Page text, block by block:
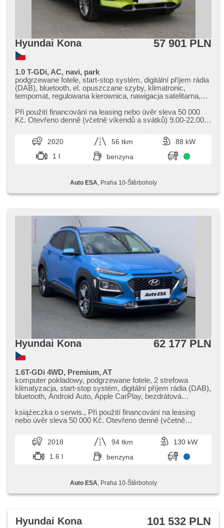
Hyundai Kona 57 901 PLN
1.0 T-GDi, AC, navi, park
podgrzewane fotele, start-stop systém, digitální příjem rádia
(DAB), bluetooth, el. opuszczane szyby, klimatronic,
tempomat, regulowana kierownica, nawigacja satelitarna,
felgi aluminiowe, manualna skrzynia biegów, el. lusterka,
wspomaganie układu kierowniczego, zamykanie centralne -
parkovací senzory zadní, isofix, 6x poduszka powietrzna,
asistent jízdy v jízdním pruhu
Při použití financování na leasing nebo úvěr sleva 50 000
Kč. Otevřeno denně (včetně víkendů a svátků) 9.00​-22.00
2020 56 tkm
88 kW
1 l
benzyna
Auto ESA , Praha 10-Štěrboholy
Hyundai Kona 62 177 PLN
1.6T-GDi 4WD, Premium, AT
komputer pokładowy, podgrzewane fotele, 2 strefowa
klimatyzacja, start-stop systém, digitální příjem rádia (DAB),
bluetooth, Android Auto, Apple CarPlay, bezdrátová
klimatronic, skórzanna tapicerka, tempomat, regulowana
kierownica, nawigacja satelitarna, kierownica
automat, bezklíčové odemykání, światła do jazdy dziennej,
automatické přepínání dálkových světel, volba jízdního
režimu, felgi aluminiowe, el. lusterka, wspomaganie układu
kierowniczego, napęd 4x4, stabilizacja podwozia (ESP),
kamera, elektronická ruční brzda, nouzové brzdění (PEBS),
6x poduszka powietrzna, asistent jízdy v jízdním pruhu,
książeczka o serwis.,​ Při použití financování na leasing
nebo úvěr sleva 50 000 Kč. Otevřeno denně (včetně
2018 94 tkm
130 kW
1.6 l
benzyna
Auto ESA , Praha 10-Štěrboholy
Hyundai Kona 101 532 PLN